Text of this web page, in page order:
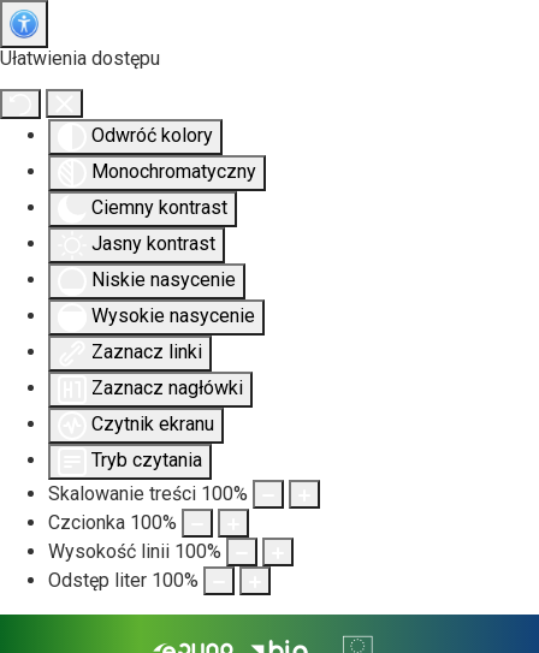
Ułatwienia dostępu
Odwróć kolory
Monochromatyczny
Ciemny kontrast
Jasny kontrast
Niskie nasycenie
Wysokie nasycenie
Zaznacz linki
Zaznacz nagłówki
Czytnik ekranu
Tryb czytania
Skalowanie treści 100%
Czcionka 100%
Wysokość linii 100%
Odstęp liter 100%